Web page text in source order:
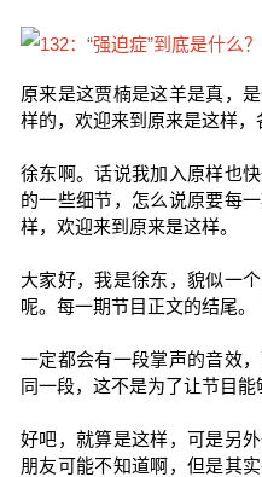
原来是这贾楠是这羊是真，
样的，欢迎来到原来是这样，
徐东啊。话说我加入原样也
的一些细节，怎么说原要每
样，欢迎来到原来是这样。
大家好，我是徐东，貌似一
呢。每一期节目正文的结尾。
一定都会有一段掌声的音效
同一段，这不是为了让节目能
好吧，就算是这样，可是另
朋友可能不知道啊，但是其